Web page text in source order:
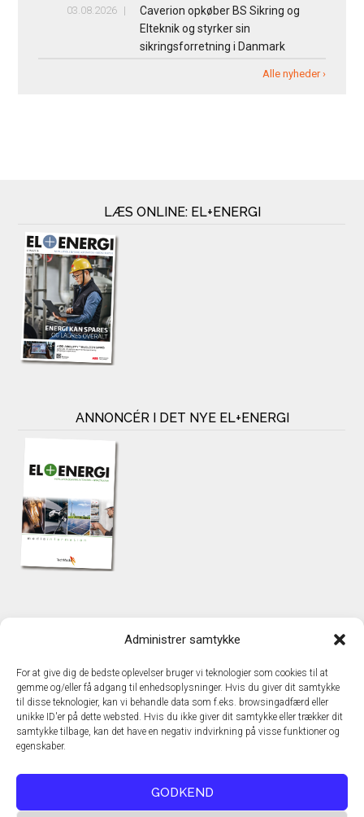
Administrer samtykke
For at give dig de bedste oplevelser bruger vi teknologier som cookies til at
gemme og/eller få adgang til enhedsoplysninger. Hvis du giver dit samtykke
til disse teknologier, kan vi behandle data som f.eks. browsingadfærd eller
unikke ID'er på dette websted. Hvis du ikke giver dit samtykke eller trækker dit
samtykke tilbage, kan det have en negativ indvirkning på visse funktioner og
egenskaber.
GODKEND
03.08.2026
Caverion opkøber BS Sikring og
Elteknik og styrker sin
sikringsforretning i Danmark
Alle nyheder ›
LÆS ONLINE: EL+ENERGI
ANNONCÉR I DET NYE EL+ENERGI
TechMedia A/S
DK – 2600 Glostrup
www.techmedia.dk
Telefon: +45 43 24 26 28
E-mail:info@techmedia.dk